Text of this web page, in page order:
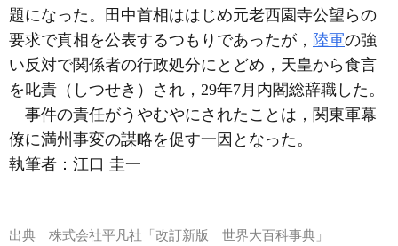
題になった。田中首相ははじめ元老西園寺公望らの
要求で真相を公表するつもりであったが， 陸軍の強
い反対で関係者の行政処分にとどめ，天皇から食言
を叱責（しつせき）され，29年7月内閣総辞職した。
事件の責任がうやむやにされたことは，関東軍幕
僚に満州事変の謀略を促す一因となった。
執筆者： 江口 圭一
出典 株式会社平凡社「改訂新版 世界大百科事典」